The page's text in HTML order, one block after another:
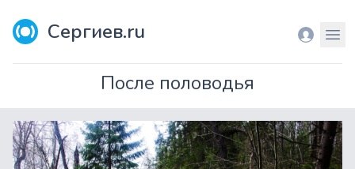
Сергиев.ru Вход
После половодья